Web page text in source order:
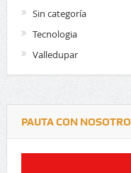
Sin categoría
Tecnologia
Valledupar
PAUTA CON